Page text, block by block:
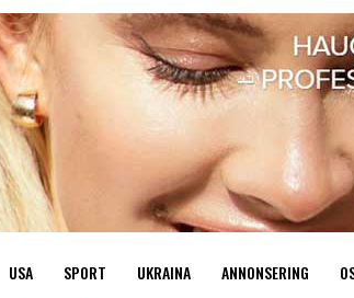
USA SPORT UKRAINA ANNONSERING